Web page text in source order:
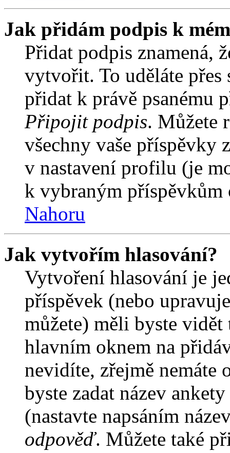
Jak přidám podpis k
Přidat podpis znamená,
vytvořit. To uděláte
přidat k právě psanému
Připojit podpis. Můžete
všechny vaše příspěvky
v nastavení profilu (je
k vybraným příspěvkům
Nahoru
Jak vytvořím hlasování?
Vytvoření hlasování je
příspěvek (nebo
můžete) měli byste
hlavním oknem na
nevidíte, zřejmě
byste zadat název
(nastavte napsáním
odpověď. Můžete také